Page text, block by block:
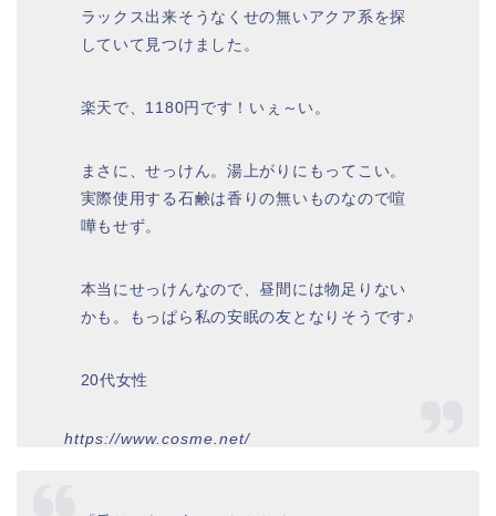
ラックス出来そうなくせの無いアクア系を探
していて見つけました。
楽天で、1180円です！いぇ～い。
まさに、せっけん。湯上がりにもってこい。
実際使用する石鹸は香りの無いものなので喧
嘩もせず。
本当にせっけんなので、昼間には物足りない
かも。もっぱら私の安眠の友となりそうです♪
20代女性
https://www.cosme.net/